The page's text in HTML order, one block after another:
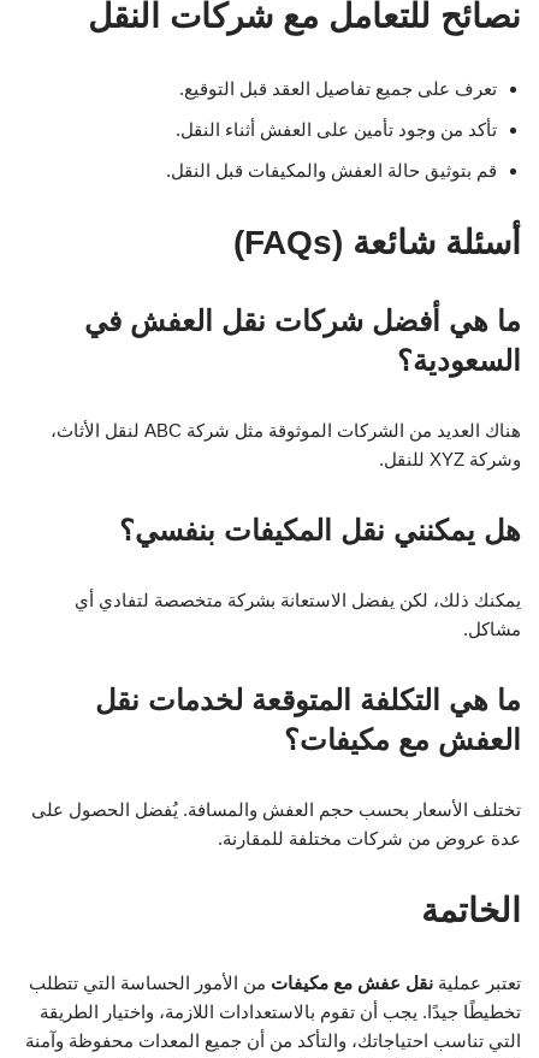
نصائح للتعامل مع شركات النقل
تعرف على جميع تفاصيل العقد قبل التوقيع.
تأكد من وجود تأمين على العفش أثناء النقل.
قم بتوثيق حالة العفش والمكيفات قبل النقل.
أسئلة شائعة (FAQs)
ما هي أفضل شركات نقل العفش في
السعودية؟
هناك العديد من الشركات الموثوقة مثل شركة ABC لنقل الأثاث،
وشركة XYZ للنقل.
هل يمكنني نقل المكيفات بنفسي؟
يمكنك ذلك، لكن يفضل الاستعانة بشركة متخصصة لتفادي أي
مشاكل.
ما هي التكلفة المتوقعة لخدمات نقل
العفش مع مكيفات؟
تختلف الأسعار بحسب حجم العفش والمسافة. يُفضل الحصول على
عدة عروض من شركات مختلفة للمقارنة.
الخاتمة
تعتبر عملية نقل عفش مع مكيفات من الأمور الحساسة التي تتطلب
تخطيطًا جيدًا. يجب أن تقوم بالاستعدادات اللازمة، واختيار الطريقة
التي تناسب احتياجاتك، والتأكد من أن جميع المعدات محفوظة وآمنة